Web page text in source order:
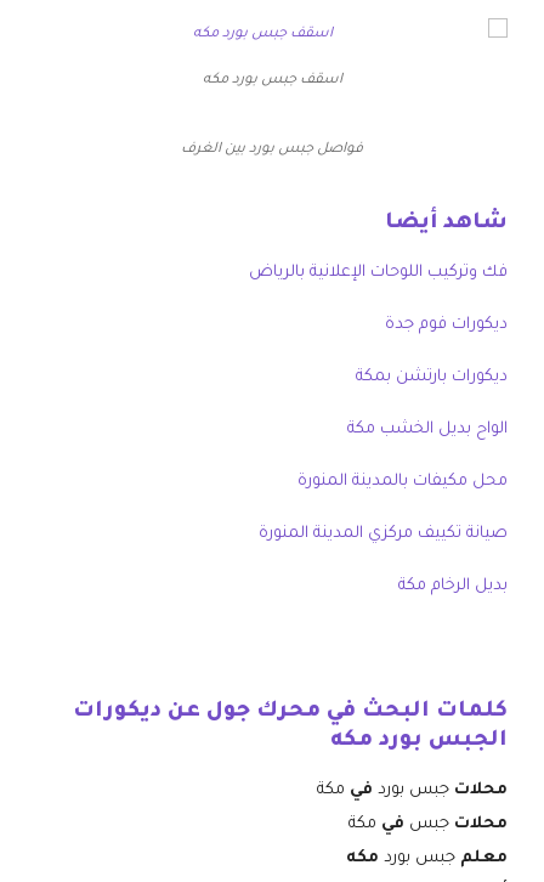
اسقف جبس بورد مكه
فواصل جبس بورد بين الغرف
شاهد أيضا
فك وتركيب اللوحات الإعلانية بالرياض
ديكورات فوم جدة
ديكورات بارتشن بمكة
الواح بديل الخشب مكة
محل مكيفات بالمدينة المنورة
صيانة تكييف مركزي المدينة المنورة
بديل الرخام مكة
كلمات البحث في محرك جول عن ديكورات
الجبس بورد مكه
محلات جبس بورد في مكة
محلات جبس في مكة
معلم جبس بورد مكه